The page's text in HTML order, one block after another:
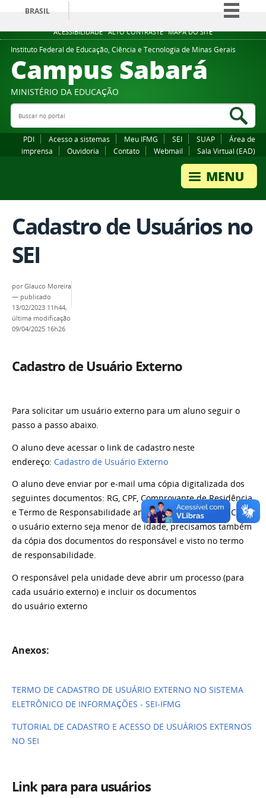
ACESSIBILIDADE ALTO CONTRASTE MAPA DO SITE
BRASIL
Simplifique!
Comunica BR
Participe
Legislação
Instituto Federal de Educação, Ciência e Tecnologia de Minas Gerais
Campus Sabará
MINISTÉRIO DA EDUCAÇÃO
Buscar no portal
PDI Acesso a sistemas Meu IFMG SEI SUAP
Área de
imprensa
Ouvidoria Contato Webmail Sala Virtual (EAD)
Cadastro de Usuários no
SEI
porGlauco Moreira
— publicado
13/02/2023 11h44,
última modificação
09/04/2025 16h26
Cadastro de Usuário Externo
Para solicitar um usuário externo para um aluno seguir o
passo a passo abaixo.
O aluno deve acessar o link de cadastro neste
endereço: Cadastro de Usuário Externo
O aluno deve enviar por e-mail uma cópia digitalizada dos
seguintes documentos: RG, CPF, Comprovante de Residência
e Termo de Responsabilidade anexo (assinado a mão). Caso
o usuário externo seja menor de idade, precisamos também
da cópia dos documentos do responsável e visto no termo
de responsabilidade.
O responsável pela unidade deve abrir um processo (para
cada usuário externo) e incluir os documentos
do usuário externo
Anexos:
TERMO DE CADASTRO DE USUÁRIO EXTERNO NO SISTEMA
ELETRÔNICO DE INFORMAÇÕES - SEI-IFMG
TUTORIAL DE CADASTRO E ACESSO DE USUÁRIOS EXTERNOS
NO SEI
Link para para usuários